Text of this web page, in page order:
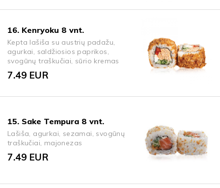
16. Kenryoku 8 vnt.
Kepta lašiša su austrių padažu,
agurkai, saldžiosios paprikos,
svogūnų traškučiai, sūrio kremas
7.49 EUR
15. Sake Tempura 8 vnt.
Lašiša, agurkai, sezamai, svogūnų
traškučiai, majonezas
7.49 EUR